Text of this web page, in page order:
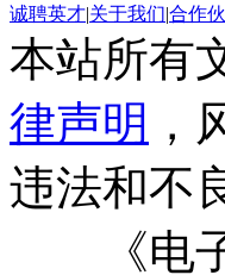
诚聘英才|关于我们|合作
本站所有
律声明 ，
违法和不
《电子